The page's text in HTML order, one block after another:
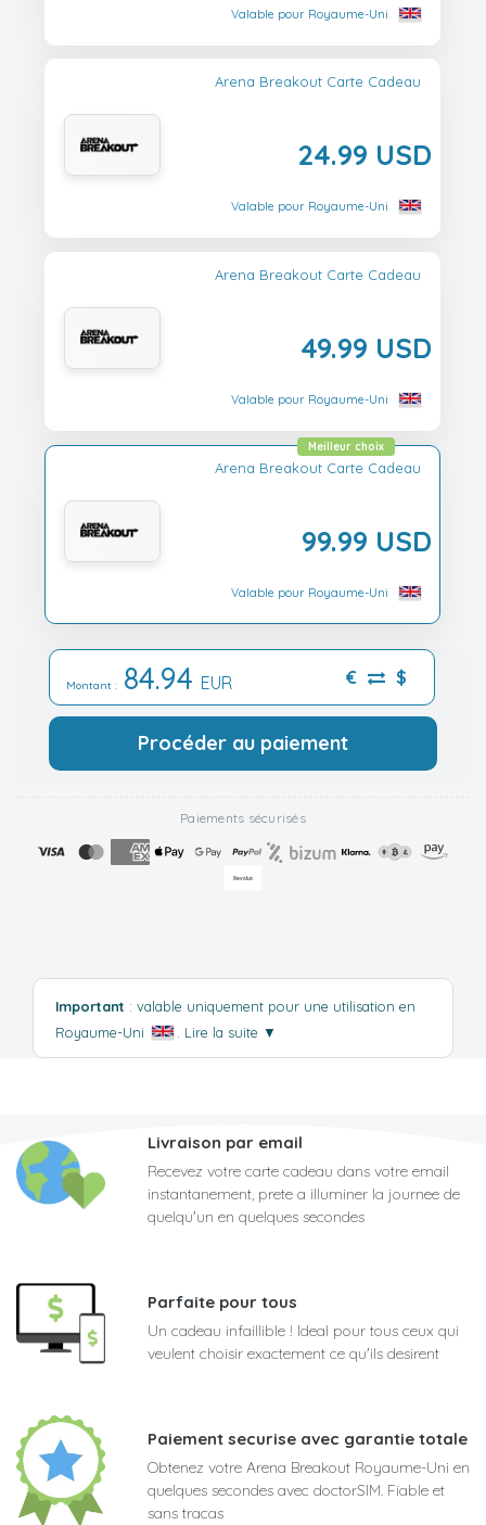
Valable pour Royaume-Uni
Arena Breakout Carte Cadeau
24.99 USD
Valable pour Royaume-Uni
Arena Breakout Carte Cadeau
49.99 USD
Valable pour Royaume-Uni
Arena Breakout Carte Cadeau
99.99 USD
Meilleur choix
Valable pour Royaume-Uni
Montant : 84.94 EUR € $
Procéder au paiement
Paiements sécurisés
Important : valable uniquement pour une utilisation en
Royaume-Uni
Lire la suite ▼
Livraison par email
Recevez votre carte cadeau dans votre email
instantanement, prete a illuminer la journee de
quelqu'un en quelques secondes
Parfaite pour tous
Un cadeau infaillible ! Ideal pour tous ceux qui
veulent choisir exactement ce qu'ils desirent
Paiement securise avec garantie totale
Obtenez votre Arena Breakout Royaume-Uni en
quelques secondes avec doctorSIM. Fiable et
sans tracas